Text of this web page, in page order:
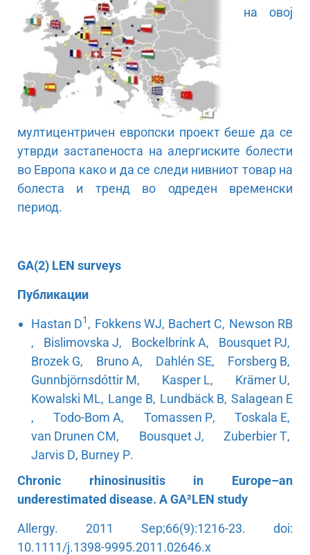
на овој
мултицентричен европски проект беше да се
утврди застапеноста на алергиските болести
во Европа како и да се следи нивниот товар на
болеста и тренд во одреден временски
период.
GA(2) LEN surveys
Публикации
Hastan D1 , Fokkens WJ, Bachert C, Newson RB
, Bislimovska J, Bockelbrink A, Bousquet PJ,
Brozek G, Bruno A, Dahlén SE, Forsberg B,
Gunnbjörnsdóttir M, Kasper L, Krämer U,
Kowalski ML, Lange B, Lundbäck B, Salagean E
,Todo-Bom A, Tomassen P,Toskala E,
van Drunen CM, Bousquet J, Zuberbier T,
Jarvis D, Burney P.
Chronic rhinosinusitis in Europe–an
underestimated disease. A GA²LEN study
Allergy. 2011 Sep;66(9):1216-23. doi:
10.1111/j.1398-9995.2011.02646.x